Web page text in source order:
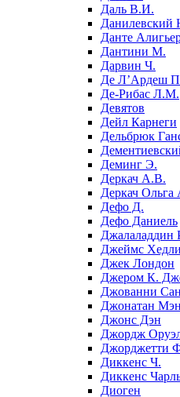
Даль В.И.
Данилевский
Данте
Дантини М.
Дарвин Ч.
Де Л’Ардеш
Де-Рибас Л.М.
Девятов
Дейл Карнеги
Дельбрюк
Деминг Э.
Деркач А.В.
Деркач Ольга
Дефо Д.
Дефо Даниель
Джалаладдин
Джеймс
Джек Лондон
Джером К.
Джованни
Джонатан
Джонс Дэн
Джордж
Джорджетти
Диккенс Ч.
Диккенс
Диоген